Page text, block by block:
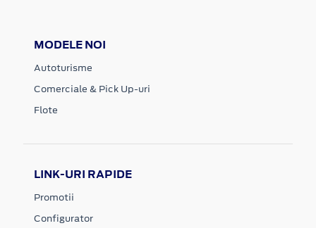
MODELE NOI
Autoturisme
Comerciale & Pick Up-uri
Flote
LINK-URI RAPIDE
Promotii
Configurator